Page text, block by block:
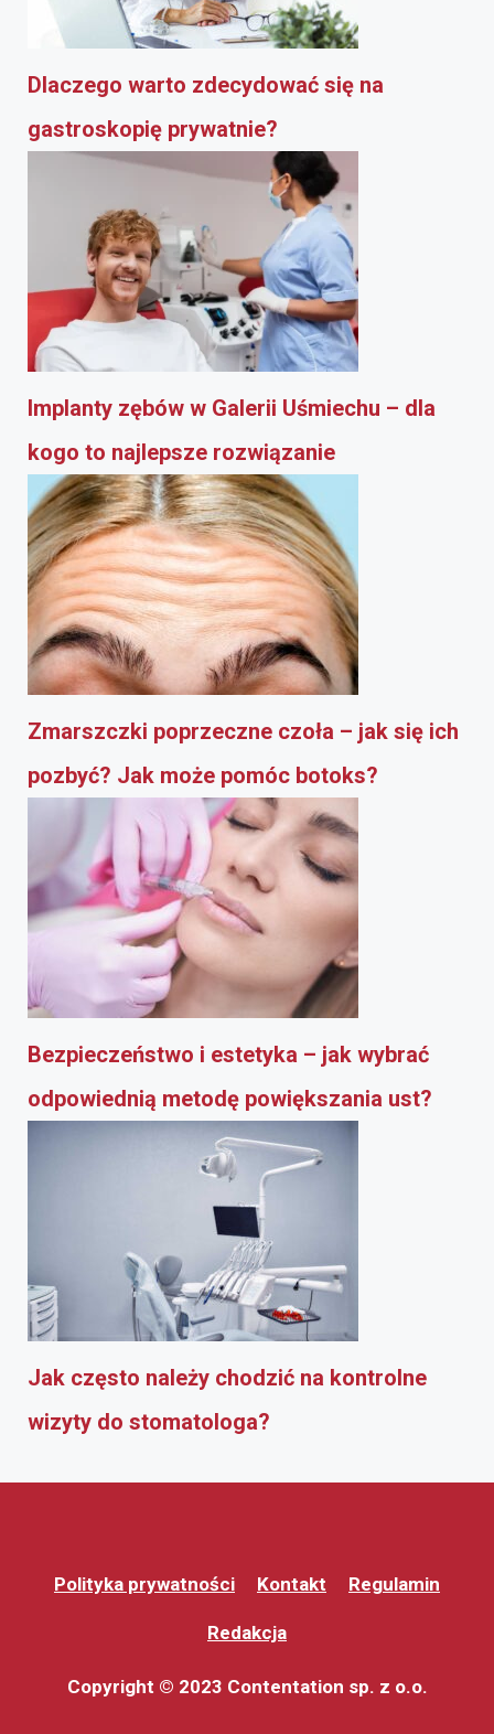
Dlaczego warto zdecydować się na
gastroskopię prywatnie?
Implanty zębów w Galerii Uśmiechu – dla
kogo to najlepsze rozwiązanie
Zmarszczki poprzeczne czoła – jak się ich
pozbyć? Jak może pomóc botoks?
Bezpieczeństwo i estetyka – jak wybrać
odpowiednią metodę powiększania ust?
Jak często należy chodzić na kontrolne
wizyty do stomatologa?
Polityka prywatności Kontakt Regulamin
Redakcja
Copyright © 2023 Contentation sp. z o.o.